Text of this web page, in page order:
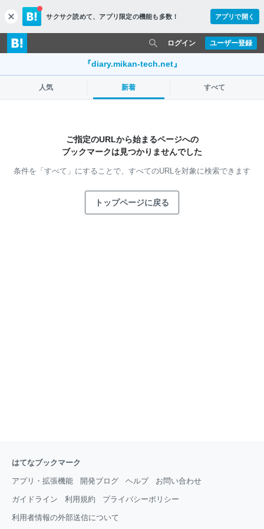
c
l
o
s
サクサク読めて、 アプリ限定の機能も多数！ アプリで開く
ユーザー登録
ログイン
『diary.mikan-tech.net』
人気 新着 すべて
ご指定のURLから始まるページへの
ブックマークは見つかりませんでした
条件を「すべて」にすることで、 すべてのURLを対象に検索できます
トップページに戻る
はてなブックマーク
アプリ・拡張機能 開発ブログ ヘルプ お問い合わせ
ガイドライン 利用規約 プライバシーポリシー
利用者情報の外部送信について